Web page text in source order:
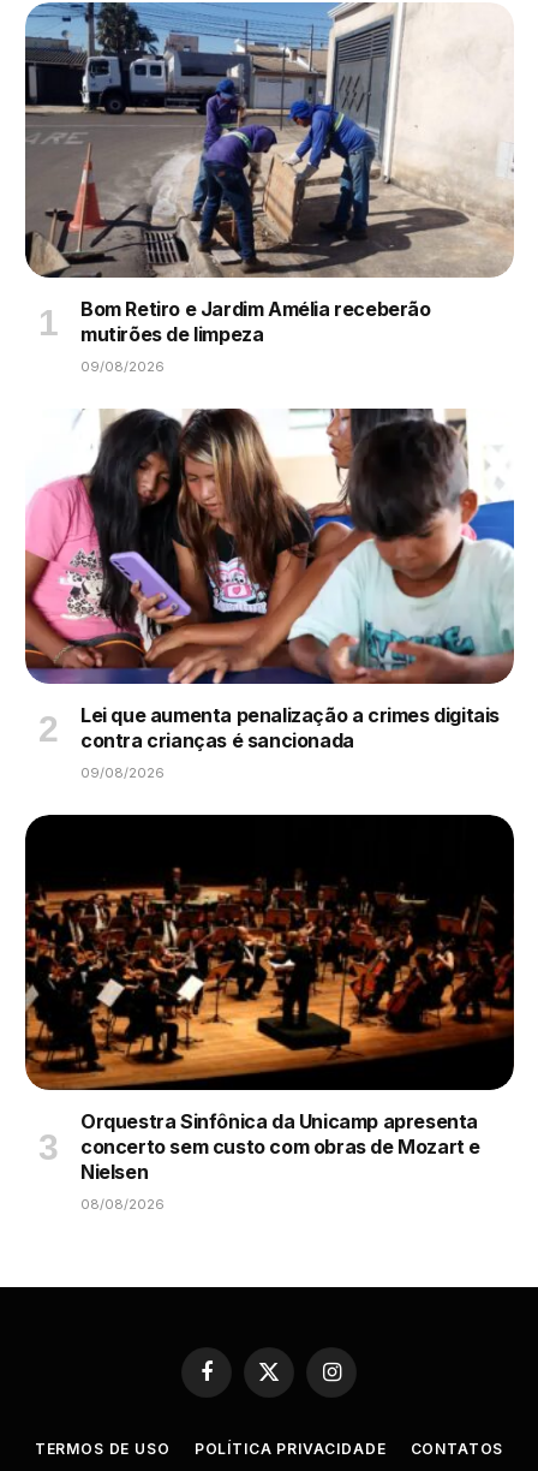
Bom Retiro e Jardim Amélia receberão
mutirões de limpeza
09/08/2026
Lei que aumenta penalização a crimes digitais
contra crianças é sancionada
09/08/2026
Orquestra Sinfônica da Unicamp apresenta
concerto sem custo com obras de Mozart e
Nielsen
08/08/2026
Facebook
X
(Twitter)
Instagram
TERMOS DE USO POLÍTICA PRIVACIDADE CONTATOS